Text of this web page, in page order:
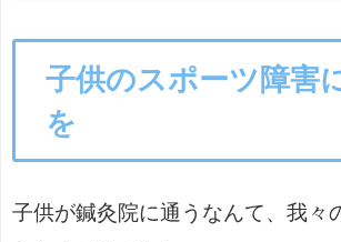
子供のスポーツ障害
を
子供が鍼灸院に通うなんて、我々